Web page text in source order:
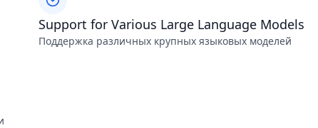
Support for Various Large Language Models
Поддержка различных крупных языковых моделей